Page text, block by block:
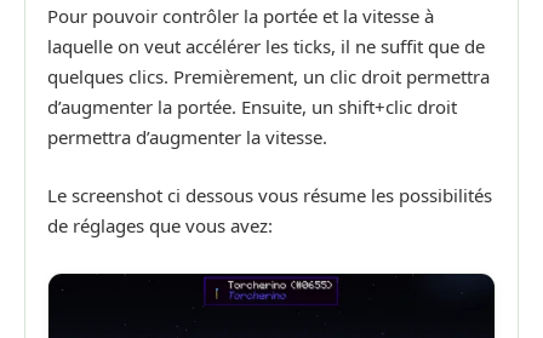
Pour pouvoir contrôler la portée et la vitesse à
laquelle on veut accélérer les ticks, il ne suffit que de
quelques clics. Premièrement, un clic droit permettra
d’augmenter la portée. Ensuite, un shift+clic droit
permettra d’augmenter la vitesse.
Le screenshot ci dessous vous résume les possibilités
de réglages que vous avez: